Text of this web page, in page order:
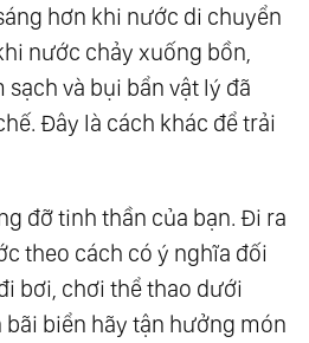
hơn khi nước di chuyển
nước chảy xuống bồn,
và bụi bẩn vật lý đã
Đây là cách khác để trải
đỡ tinh thần của bạn. Đi ra
theo cách có ý nghĩa đối
bơi, chơi thể thao dưới
biển hãy tận hưởng món